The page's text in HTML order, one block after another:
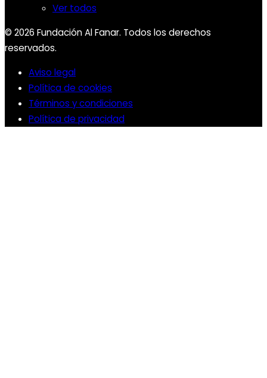
Ver todos
© 2026 Fundación Al Fanar. Todos los derechos
reservados.
Aviso legal
Política de cookies
Términos y condiciones
Política de privacidad